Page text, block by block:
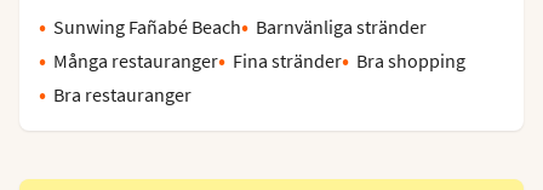
Sunwing Fañabé Beach
Barnvänliga stränder
Många restauranger
Fina stränder
Bra shopping
Bra restauranger